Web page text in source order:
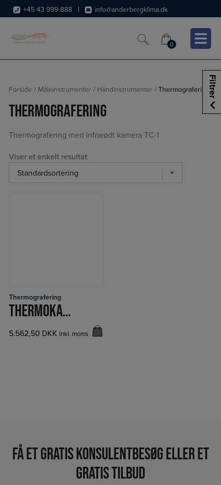
Hop
til
indholdet
+45 43 999 888 info@anderbergklima.dk
0
0
Forside / Måleinstrumenter / Håndinstrumenter / Thermografering
Thermografering
Thermografering med Infrarødt kamera TC-1
Viser et enkelt resultat
LÆS MERE
Thermografering
THERMOKAMERA TC-1
5.562,50 DKK Inkl. moms
Filtrer
Få et Gratis konsulentbesøg eller et
gratis tilbud